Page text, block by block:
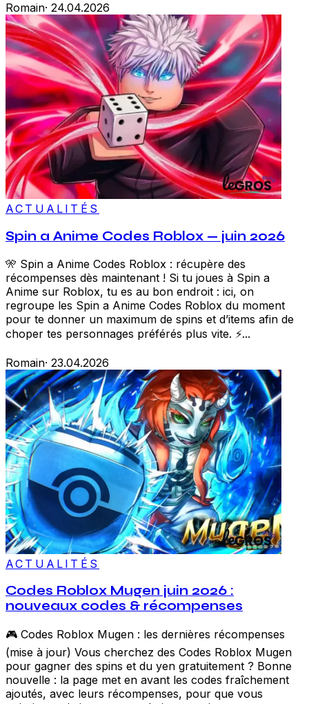
Romain· 24.04.2026
ACTUALITÉS
Spin a Anime Codes Roblox — juin 2026
🎌 Spin a Anime Codes Roblox : récupère des
récompenses dès maintenant ! Si tu joues à Spin a
Anime sur Roblox, tu es au bon endroit : ici, on
regroupe les Spin a Anime Codes Roblox du moment
pour te donner un maximum de spins et d’items afin de
choper tes personnages préférés plus vite. ⚡...
Romain· 23.04.2026
ACTUALITÉS
Codes Roblox Mugen juin 2026 :
nouveaux codes & récompenses
🎮 Codes Roblox Mugen : les dernières récompenses
(mise à jour) Vous cherchez des Codes Roblox Mugen
pour gagner des spins et du yen gratuitement ? Bonne
nouvelle : la page met en avant les codes fraîchement
ajoutés, avec leurs récompenses, pour que vous